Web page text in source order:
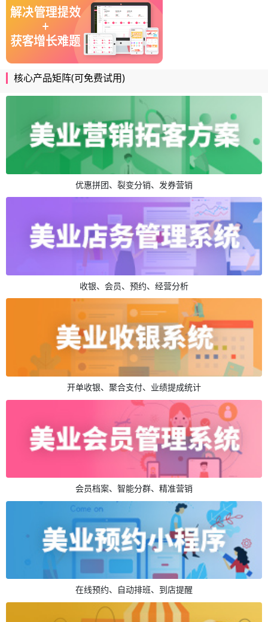
核心产品矩阵(可免费试用)
优惠拼团、裂变分销、发券营销
收银、会员、预约、经营分析
开单收银、聚合支付、业绩提成统计
会员档案、智能分群、精准营销
在线预约、自动排班、到店提醒